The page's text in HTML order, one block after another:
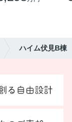
ハイム伏見B棟